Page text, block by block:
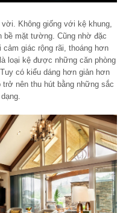
Không giống với kệ khung,
bề mặt tường. Cũng nhờ đặc
giác rộng rãi, thoáng hơn
loại kệ được những căn phòng
có kiểu dáng hơn giản hơn
nên thu hút bằng những sắc